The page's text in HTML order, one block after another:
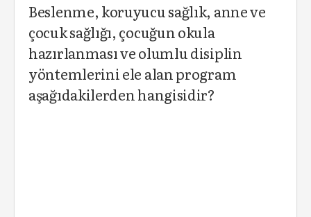
Beslenme, koruyucu sağlık, anne ve
çocuk sağlığı, çocuğun okula
hazırlanması ve olumlu disiplin
yöntemlerini ele alan program
aşağıdakilerden hangisidir?